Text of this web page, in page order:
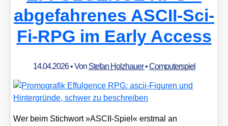
abgefahrenes ASCII-Sci-
Fi-RPG im Early Access
14.04.2026• Von Stefan Holzhauer•Computerspiel
Wer beim Stich­wort »ASCII-Spiel« erst­mal an